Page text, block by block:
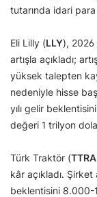
tutarında idari
Eli Lilly (LLY), 2026
artışla açıkladı;
yüksek talepten
nedeniyle hisse
yılı gelir
değeri 1 trilyon
Türk Traktör (
kâr açıkladı.
beklentisini